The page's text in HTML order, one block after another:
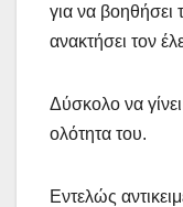
για να
ανακτήσει τον
Δύσκολο να
ολότητα του.
Εντελώς